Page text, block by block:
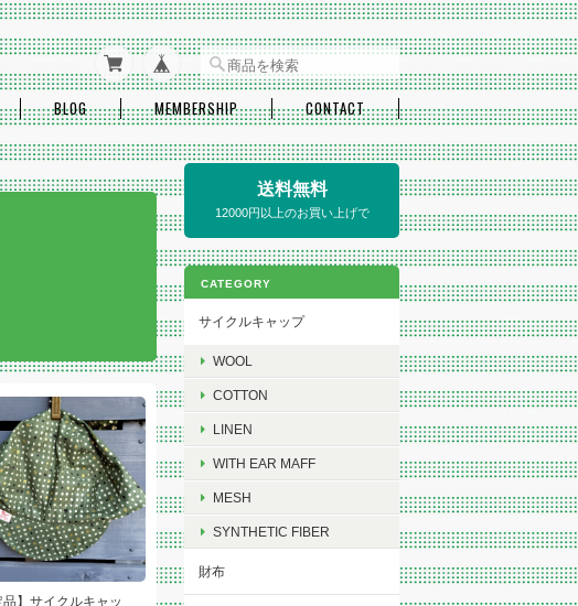
BLOG MEMBERSHIP CONTACT
品】サイクルキャッ
送料無料
12000円以上のお買い上げで
CATEGORY
サイクルキャップ
WOOL
COTTON
LINEN
WITH EAR MAFF
MESH
SYNTHETIC FIBER
財布